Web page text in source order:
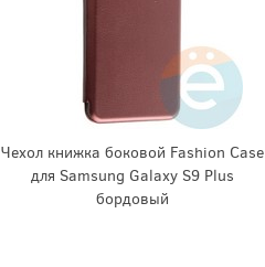
Чехол книжка боковой Fashion Case
для Samsung Galaxy S9 Plus
бордовый